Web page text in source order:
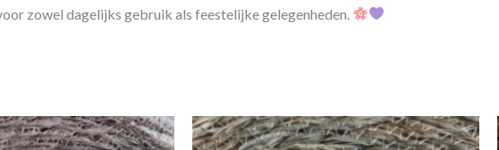
zowel dagelijks gebruik als feestelijke gelegenheden.